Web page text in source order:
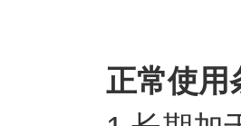
正常使用